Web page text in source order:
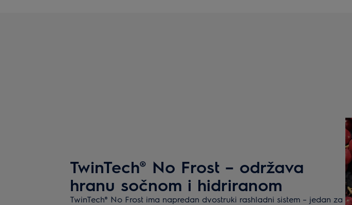
TwinTech® No Frost – održava
hranu sočnom i hidriranom
TwinTech® No Frost ima napredan dvostruki rashladni sistem – jedan za